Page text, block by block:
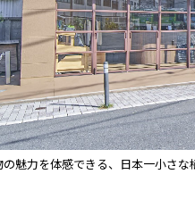
魅力を体感できる、日本一小さな